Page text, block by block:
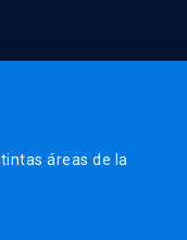
áreas de la